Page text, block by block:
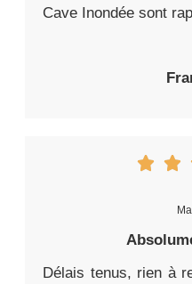
Cave Inondée sont
Délais tenus, rien à